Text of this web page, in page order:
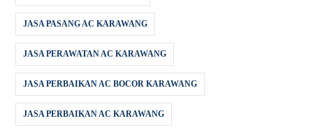
JASA PASANG AC KARAWANG
JASA PERAWATAN AC KARAWANG
JASA PERBAIKAN AC BOCOR KARAWANG
JASA PERBAIKAN AC KARAWANG